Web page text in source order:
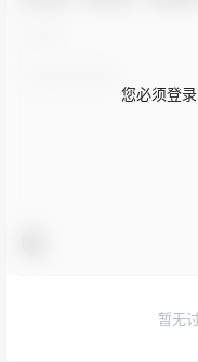
您必须登
暂无